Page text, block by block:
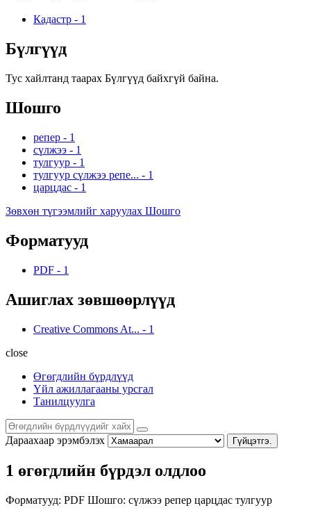
Кадастр - 1
Бүлгүүд
Тус хайлтанд таарах Бүлгүүд байхгүй байна.
Шошго
репер - 1
сүлжээ - 1
тулгуур - 1
тулгуур сүлжээ репе... - 1
царцдас - 1
Зөвхөн түгээмлийг харуулах Шошго
Форматууд
PDF - 1
Ашиглах зөвшөөрлүүд
Creative Commons At... - 1
close
Өгөгдлийн бүрдлүүд
Үйл ажиллагааны урсгал
Танилцуулга
Дараахаар эрэмбэлэх Гүйцэтгэ.
1 өгөгдлийн бүрдэл олдлоо
Форматууд: PDF Шошго: сүлжээ репер царцдас тулгуур